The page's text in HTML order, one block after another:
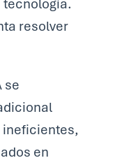
tecnología.
resolver
se
ineficientes,
en